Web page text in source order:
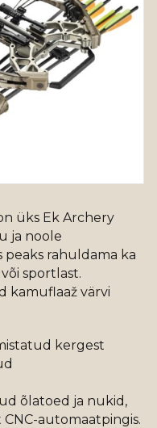
üks Ek Archery
ja noole
peaks rahuldama ka
sportlast.
kamuflaaž värvi
kergest
õlatoed ja nukid,
automaatpingis.